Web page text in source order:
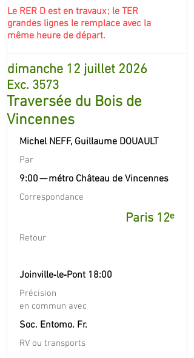
Le RER D est en travaux ; le TER
grandes lignes le remplace avec la
même heure de départ.
dimanche 12 juillet 2026
Exc. 3573
Traversée du Bois de
Vincennes
Michel NEFF, Guillaume DOUAULT
Par
9:00 — métro Château de Vincennes
Correspondance
Paris 12ᵉ
Retour
Joinville‐le‐Pont 18:00
Précision
en commun avec
Soc. Entomo. Fr.
RV ou transports